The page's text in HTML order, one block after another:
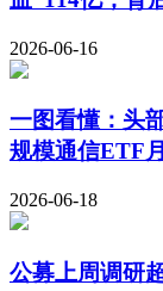
2026-06-16
一图看懂：头
规模通信ETF
2026-06-18
公募上周调研